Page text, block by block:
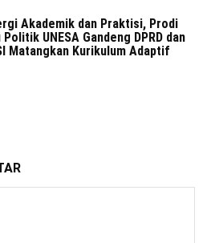
Akademik dan Praktisi, Prodi
Politik UNESA Gandeng DPRD dan
Matangkan Kurikulum Adaptif